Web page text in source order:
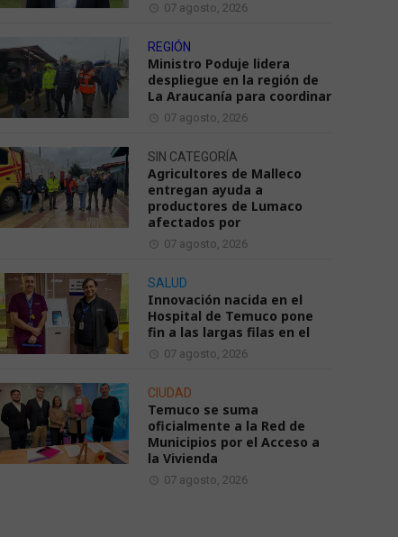
07 agosto, 2026
REGIÓN
Ministro Poduje lidera
despliegue en la región de
La Araucanía para coordinar
07 agosto, 2026
SIN CATEGORÍA
Agricultores de Malleco
entregan ayuda a
productores de Lumaco
afectados por
07 agosto, 2026
SALUD
Innovación nacida en el
Hospital de Temuco pone
fin a las largas filas en el
07 agosto, 2026
CIUDAD
Temuco se suma
oficialmente a la Red de
Municipios por el Acceso a
la Vivienda
07 agosto, 2026